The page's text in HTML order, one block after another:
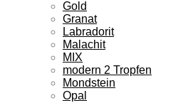
Gold
Granat
Labradorit
Malachit
MIX
modern 2 Tropfen
Mondstein
Opal